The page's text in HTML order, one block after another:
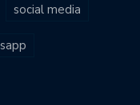
social media